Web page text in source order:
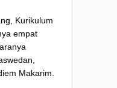
Kurikulum
empat
Makarim.